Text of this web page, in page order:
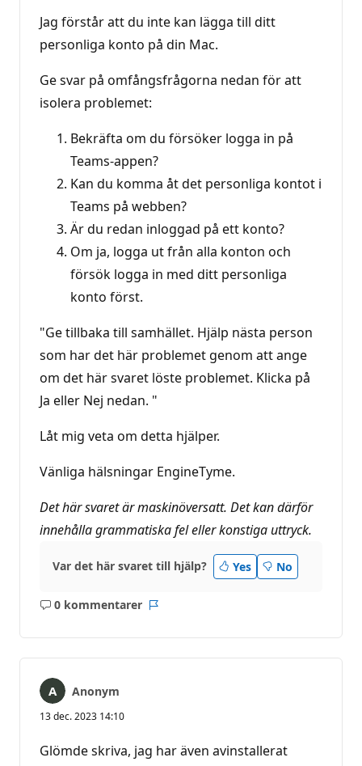
Jag förstår att du inte kan lägga till ditt
personliga konto på din Mac.
Ge svar på omfångsfrågorna nedan för att
isolera problemet:
Bekräfta om du försöker logga in på
Teams-appen?
Kan du komma åt det personliga kontot i
Teams på webben?
Är du redan inloggad på ett konto?
Om ja, logga ut från alla konton och
försök logga in med ditt personliga
konto först.
"Ge tillbaka till samhället. Hjälp nästa person
som har det här problemet genom att ange
om det här svaret löste problemet. Klicka på
Ja eller Nej nedan. "
Låt mig veta om detta hjälper.
Vänliga hälsningar EngineTyme.
Det här svaret är maskinöversatt. Det kan därför
innehålla grammatiska fel eller konstiga uttryck.
Var det här svaret till hjälp? Yes No
0 kommentarer
Inga
Anonym
13 dec. 2023 14:10
Glömde skriva, jag har även avinstallerat